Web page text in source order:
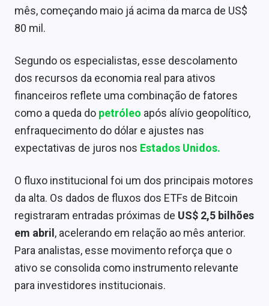
mês, começando maio já acima da marca de US$
80 mil.
Segundo os especialistas, esse descolamento
dos recursos da economia real para ativos
financeiros reflete uma combinação de fatores
como a queda do petróleo após alívio geopolítico,
enfraquecimento do dólar e ajustes nas
expectativas de juros nos Estados Unidos.
O fluxo institucional foi um dos principais motores
da alta. Os dados de fluxos dos ETFs de Bitcoin
registraram entradas próximas de US$ 2,5 bilhões
em abril , acelerando em relação ao mês anterior.
Para analistas, esse movimento reforça que o
ativo se consolida como instrumento relevante
para investidores institucionais.